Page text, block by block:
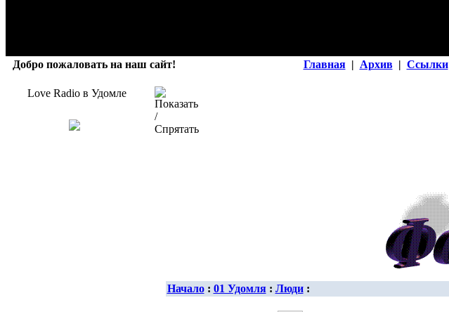
Добро пожаловать на наш сайт! Главная | Архив | Ссылки
Love Radio в Удомле
Начало: 01 Удомля: Люди: